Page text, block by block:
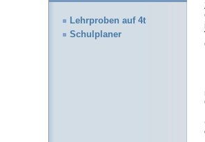
Lehrproben auf 4t
Schulplaner